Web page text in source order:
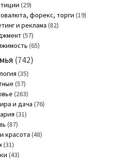
(29)
форекс, торги (19)
и реклама (82)
(57)
(65)
(742)
(35)
(57)
(263)
и дача (76)
(31)
(87)
красота (48)
(31)
(43)